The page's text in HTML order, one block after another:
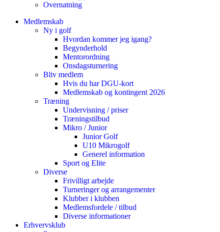
Overnatning
Medlemskab
Ny i golf
Hvordan kommer jeg igang?
Begynderhold
Mentorordning
Onsdagsturnering
Bliv medlem
Hvis du har DGU-kort
Medlemskab og kontingent 2026
Træning
Undervisning / priser
Træningstilbud
Mikro / Junior
Junior Golf
U10 Mikrogolf
Generel information
Sport og Elite
Diverse
Frivilligt arbejde
Turneringer og arrangementer
Klubber i klubben
Medlemsfordele / tilbud
Diverse informationer
Erhvervsklub